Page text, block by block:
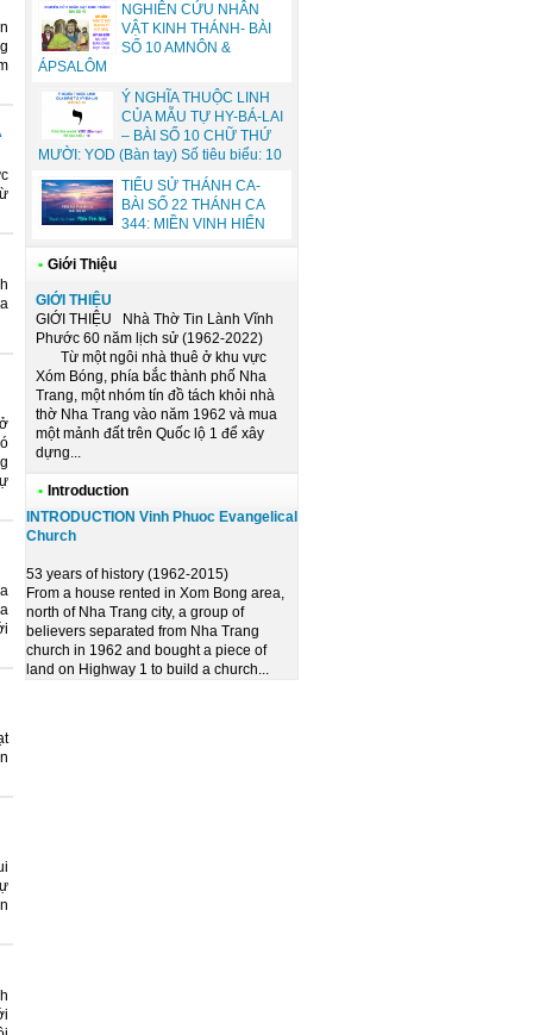
NGHIÊN CỨU NHÂN
VẬT KINH THÁNH- BÀI
SỐ 10 AMNÔN &
ÁPSALÔM
Ý NGHĨA THUỘC LINH
CỦA MẪU TỰ HY-BÁ-LAI
– BÀI SỐ 10 CHỮ THỨ
MƯỜI: YOD (Bàn tay) Số tiêu biểu: 10
TIỂU SỬ THÁNH CA-
BÀI SỐ 22 THÁNH CA
344: MIỀN VINH HIỂN
• Giới Thiệu
GIỚI THIỆU
GIỚI THIỆU Nhà Thờ Tin Lành Vĩnh
Phước 60 năm lịch sử (1962-2022)
Từ một ngôi nhà thuê ở khu vực
Xóm Bóng, phía bắc thành phố Nha
Trang, một nhóm tín đồ tách khỏi nhà
thờ Nha Trang vào năm 1962 và mua
một mảnh đất trên Quốc lộ 1 để xây
dựng...
• Introduction
INTRODUCTION Vinh Phuoc Evangelical
Church
53 years of history (1962-2015)
From a house rented in Xom Bong area,
north of Nha Trang city, a group of
believers separated from Nha Trang
church in 1962 and bought a piece of
land on Highway 1 to build a church...